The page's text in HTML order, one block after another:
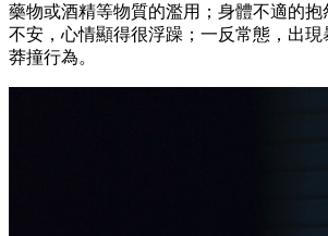
藥物或酒精等物質的濫用；身體不適的
不安，心情顯得很浮躁；一反常態，出
莽撞行為。